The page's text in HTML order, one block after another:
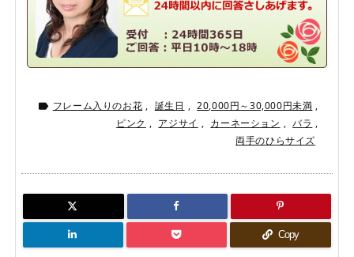
 フレーム入りのお花 , 誕生日 , 20,000円～30,000円未満 ,
ピンク , アジサイ , カーネーション , バラ ,
両手のひらサイズ
Copy